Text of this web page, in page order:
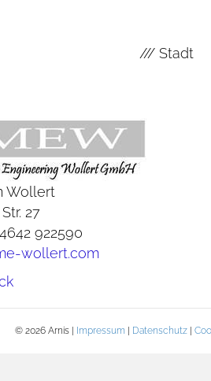
/// Stadt
Wollert
27
922590
wollert.com
© 2026 Arnis | Impressum| Datenschutz|